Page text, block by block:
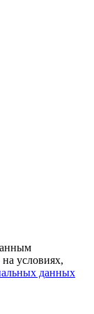
условиях,
данных